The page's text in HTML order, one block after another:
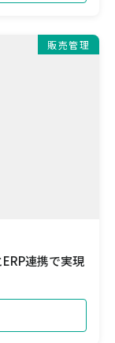
販売管理
連携で実現